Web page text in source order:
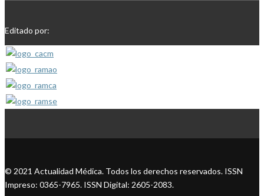
Editado por:
© 2021 Actualidad Médica. Todos los derechos reservados. ISSN
Impreso: 0365-7965. ISSN Digital: 2605-2083.